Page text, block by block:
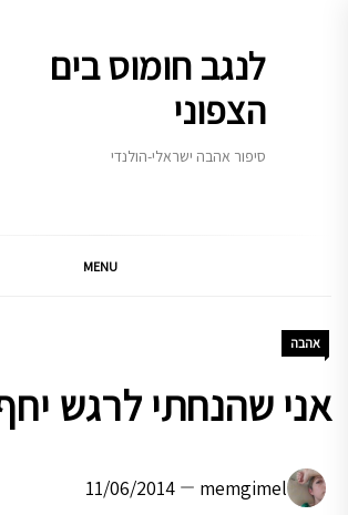
לנגב חומוס בים
הצפוני
סיפור אהבה ישראלי-הולנדי
MENU
אהבה
אני שהנחתי לרגש
memgimel
11/06/2014